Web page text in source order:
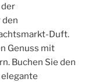
den
Duft.
Genuss mit
Buchen Sie den
elegante